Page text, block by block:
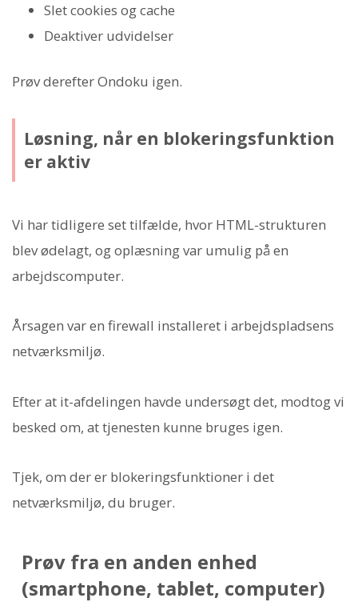
Slet cookies og cache
Deaktiver udvidelser
Prøv derefter Ondoku igen.
Løsning, når en blokeringsfunktion
er aktiv
Vi har tidligere set tilfælde, hvor HTML-strukturen
blev ødelagt, og oplæsning var umulig på en
arbejdscomputer.
Årsagen var en firewall installeret i arbejdspladsens
netværksmiljø.
Efter at it-afdelingen havde undersøgt det, modtog vi
besked om, at tjenesten kunne bruges igen.
Tjek, om der er blokeringsfunktioner i det
netværksmiljø, du bruger.
Prøv fra en anden enhed
(smartphone, tablet, computer)